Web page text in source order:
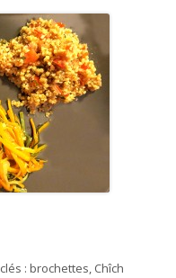
: brochettes, Chîch